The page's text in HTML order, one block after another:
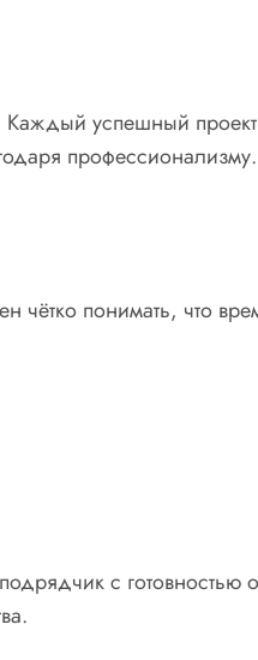
успешный проект
профессионализму.
понимать, что
с готовностью